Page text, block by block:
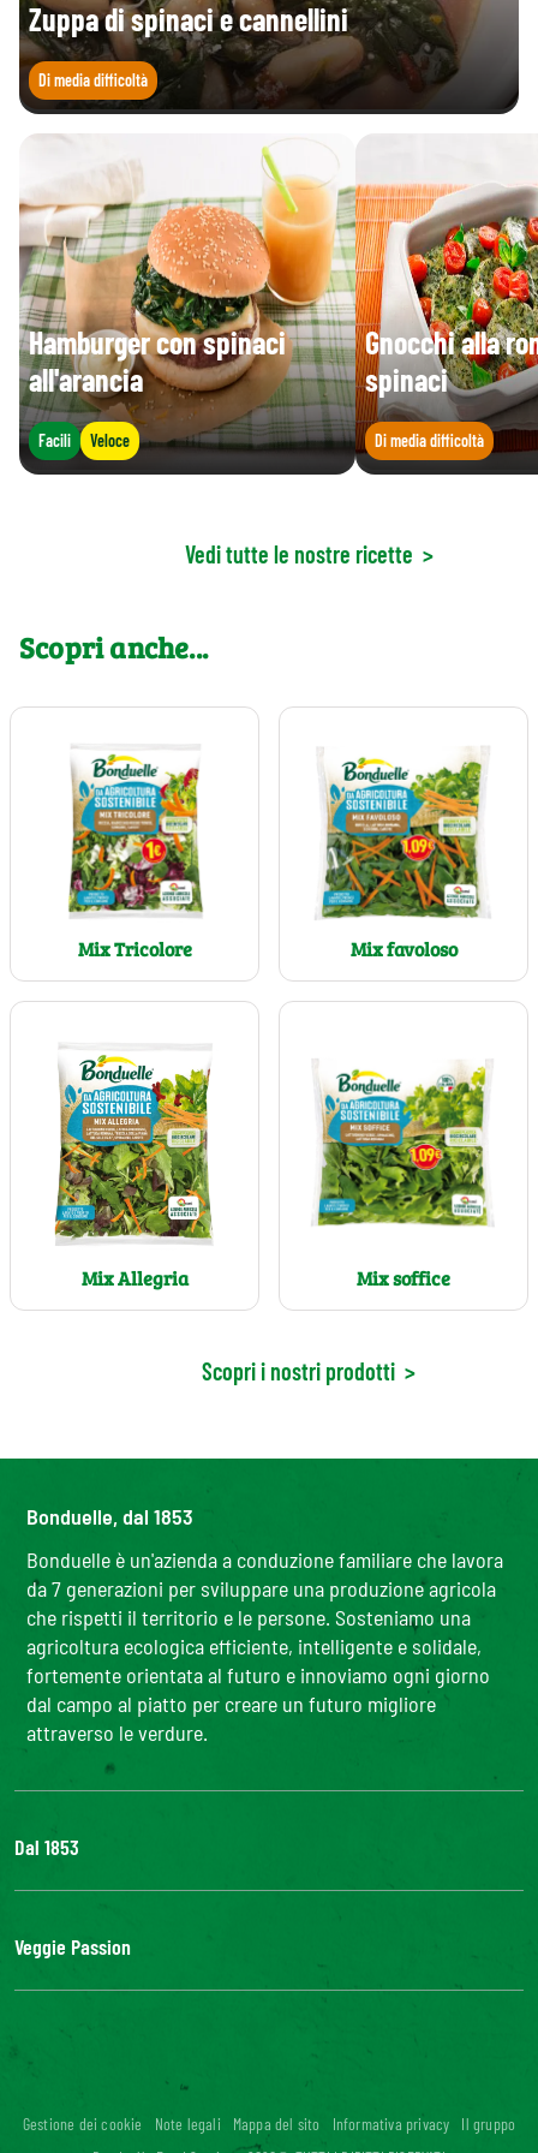
Zuppa di spinaci e cannellini
Di media difficoltà
Hamburger con spinaci
all'arancia
Facili Veloce
Gnocchi alla
spinaci
Di media difficoltà
Vedi tutte le nostre ricette >
Scopri anche...
Mix Tricolore Mix favoloso
Mix Allegria Mix soffice
Scopri i nostri prodotti >
Bonduelle, dal 1853
Bonduelle è un'azienda a conduzione familiare che lavora
da 7 generazioni per sviluppare una produzione agricola
che rispetti il territorio e le persone. Sosteniamo una
agricoltura ecologica efficiente, intelligente e solidale,
fortemente orientata al futuro e innoviamo ogni giorno
dal campo al piatto per creare un futuro migliore
attraverso le verdure.
Dal 1853
Il Gruppo
La nostra filiera
Lavora con noi
Veggie Passion
l'ABC delle verdure
Riciblog
Gestione dei cookie Note legali Mappa del sito Informativa privacy
Il gruppo